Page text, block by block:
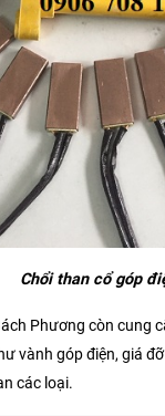
Chổi than cổ góp
Phương còn cung
vành góp điện, giá
các loại.